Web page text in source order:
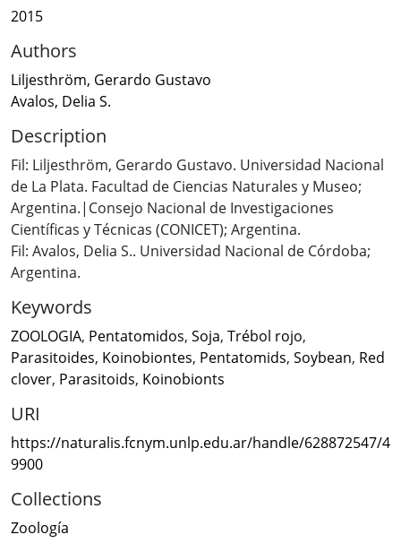
2015
Authors
Liljesthröm, Gerardo Gustavo
Avalos, Delia S.
Description
Fil: Liljesthröm, Gerardo Gustavo. Universidad Nacional
de La Plata. Facultad de Ciencias Naturales y Museo;
Argentina.|Consejo Nacional de Investigaciones
Científicas y Técnicas (CONICET); Argentina.
Fil: Avalos, Delia S.. Universidad Nacional de Córdoba;
Argentina.
Keywords
ZOOLOGIA, Pentatomidos, Soja, Trébol rojo,
Parasitoides, Koinobiontes, Pentatomids, Soybean, Red
clover, Parasitoids, Koinobionts
URI
https://naturalis.fcnym.unlp.edu.ar/handle/628872547/4
9900
Collections
Zoología